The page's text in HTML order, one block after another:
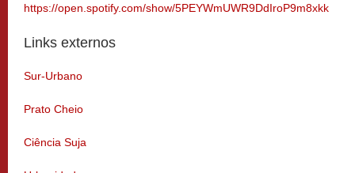
https://open.spotify.com/show/5PEYWmUWR9DdIroP9m8xkk
Links externos
Sur-Urbano
Prato Cheio
Ciência Suja